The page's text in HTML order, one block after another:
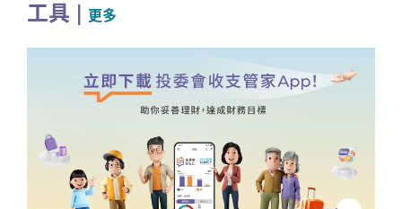
工具 | 更多